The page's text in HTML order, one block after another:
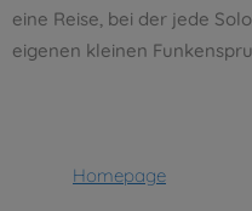
eine Reise, bei der jede
eigenen kleinen
Homepage